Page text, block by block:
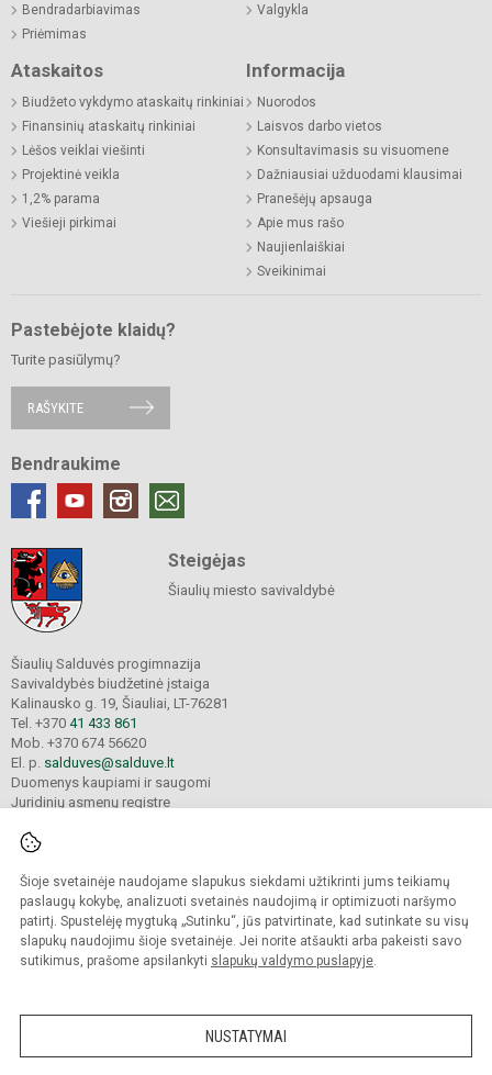
Šioje svetainėje naudojame slapukus siekdami užtikrinti jums teikiamų
paslaugų kokybę, analizuoti svetainės naudojimą ir optimizuoti naršymo
patirtį. Spustelėję mygtuką „Sutinku“, jūs patvirtinate, kad sutinkate su visų
slapukų naudojimu šioje svetainėje. Jei norite atšaukti arba pakeisti savo
sutikimus, prašome apsilankyti slapukų valdymo puslapyje.
NUSTATYMAI
Bendradarbiavimas
Priėmimas
Valgykla
Ataskaitos
Biudžeto vykdymo ataskaitų rinkiniai
Finansinių ataskaitų rinkiniai
Lėšos veiklai viešinti
Projektinė veikla
1,2% parama
Viešieji pirkimai
Informacija
Nuorodos
Laisvos darbo vietos
Konsultavimasis su visuomene
Dažniausiai užduodami klausimai
Pranešėjų apsauga
Apie mus rašo
Naujienlaiškiai
Sveikinimai
Pastebėjote klaidų?
Turite pasiūlymų?
RAŠYKITE
Bendraukime
Steigėjas
Šiaulių miesto savivaldybė
Šiaulių Salduvės progimnazija
Savivaldybės biudžetinė įstaiga
Kalinausko g. 19, Šiauliai, LT-76281
Tel. +370 41 433 861
Mob. +370 674 56620
El. p. salduves@salduve.lt
Duomenys kaupiami ir saugomi
Juridinių asmenų registre
© 2026. Šiaulių Salduvės progimnazija. Visos teisės saugomos.
Kopijuoti turinį be raštiško įstaigos administracijos sutikimo griežtai draudžiama.